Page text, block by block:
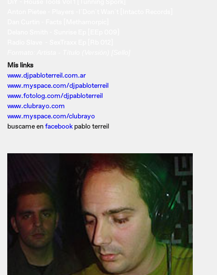
Mis links
www.djpabloterreil.com.ar
www.myspace.com/djpabloterreil
www.fotolog.com/djpabloterreil
www.clubrayo.com
www.myspace.com/clubrayo
buscame enfacebook pablo terreil